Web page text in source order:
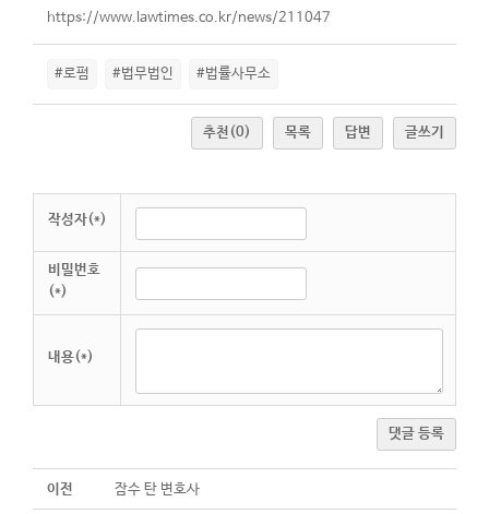
https://www.lawtimes.co.kr/news/211047
#로펌 #법무법인 #법률사무소
추천 (0) 목록 답변 글쓰기
작성자(*)
비밀번호
(*)
내용(*)
댓글 등록
이전 잠수 탄 변호사